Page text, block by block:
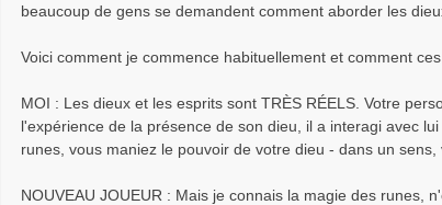
beaucoup de gens se demandent comment aborder les
Voici comment je commence habituellement et comment
MOI : Les dieux et les esprits sont TRÈS RÉELS. Votre
l'expérience de la présence de son dieu, il a interagi avec
runes, vous maniez le pouvoir de votre dieu - dans un sens,
NOUVEAU JOUEUR : Mais je connais la magie des runes,